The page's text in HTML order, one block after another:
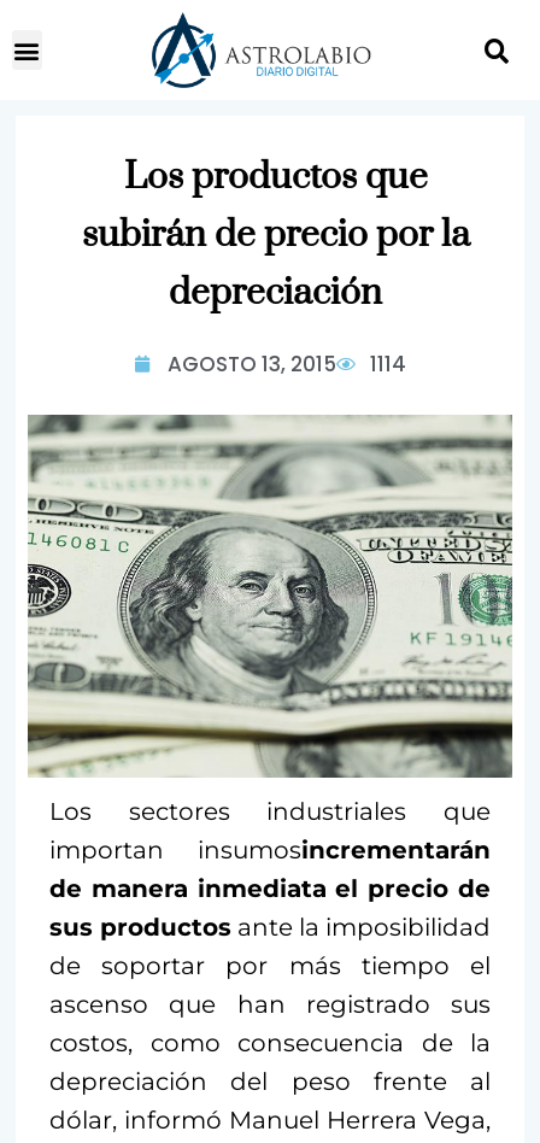
Los productos que
subirán de precio por la
depreciación
AGOSTO 13, 2015 1114
Los sectores industriales que
importan insumosincrementarán
de manera inmediata el precio de
sus productos ante la imposibilidad
de soportar por más tiempo el
ascenso que han registrado sus
costos, como consecuencia de la
depreciación del peso frente al
dólar, informó Manuel Herrera Vega,